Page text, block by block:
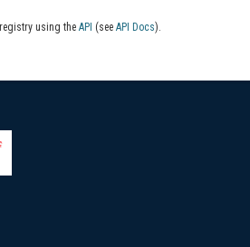
using the API (see API Docs).